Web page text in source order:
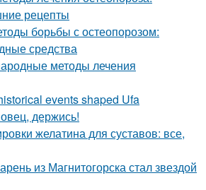
рецепты
борьбы с остеопорозом:
средства
методы лечения
events shaped Ufa
держись!
желатина для суставов: все,
из Магнитогорска стал звездой